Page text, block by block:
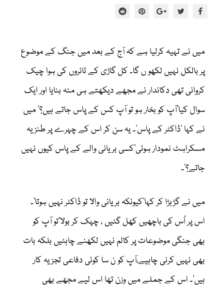
میں نے تہیہ کرلیا ہے کہ آج کے بعد میں جنگ کے موضوع
پر بالکل نہیں لکھو ں گا۔ کل گاڑی کے ٹائروں کی ہوا چیک
کروانی تھی دکاندار نے مجھے دیکھتے ہی منہ بنایا اور ایک
سوال کیا’آپ کو بخار ہو تو آپ کس کے پاس جاتے ہیں؟‘ میں
نے کہا ’ڈاکٹر کے پاس‘۔ یہ سن کر اس کے چہرے پر طنزیہ
مسکراہٹ نمودار ہوئی’کسی بریانی والے کے پاس کیوں نہیں
جاتے؟‘۔
میں نے گڑبڑا کر کہا’کیونکہ بریانی والا تو ڈاکٹر نہیں ہوتا‘۔
اس پر اُس کی باچھیں کھل گئیں ، چہک کر بولا’تو آپ کو
بھی جنگی موضوعات پر کالم نہیں لکھنے چاہئیں بلکہ بات
بھی نہیں کرنی چاہیے،آپ کو ن سا کوئی دفاعی تجزیہ کار
ہیں‘۔ اس کے جملے میں وزن تھا اس لیے مجھے بھی